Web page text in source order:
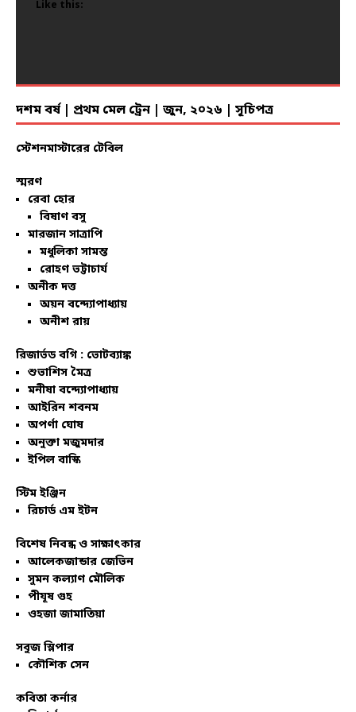
Like this:
Like this:
Like this:
Like this:
Like this:
Like this:
Like this:
Like this:
Like this:
Like this:
Like this:
Like this:
Like this:
Like this:
Like this:
Like this:
Like this:
Like this:
Like this:
Like this:
দশম বর্ষ | প্রথম মেল ট্রেন | জুন, ২০২৬ | সূচিপত্র
স্টেশনমাস্টারের টেবিল
স্মরণ
রেবা হোর
বিষাণ বসু
মারজান সাত্রাপি
মধুলিকা সামন্ত
রোহণ ভট্টাচার্য
অনীক দত্ত
অয়ন বন্দ্যোপাধ্যায়
অনীশ রায়
রিজার্ভড বগি : ভোটব্যাঙ্ক
শুভাশিস মৈত্র
মনীষা বন্দ্যোপাধ্যায়
আইরিন শবনম
অপর্ণা ঘোষ
অনুক্তা মজুমদার
ইপিল বাস্কি
স্টিম ইঞ্জিন
রিচার্ড এম ইটন
বিশেষ নিবন্ধ ও সাক্ষাৎকার
আলেকজান্ডার জেভিন
সুমন কল্যাণ মৌলিক
পীযূষ গুহ
ওহজা জামাতিয়া
সবুজ স্লিপার
কৌশিক সেন
কবিতা কর্নার